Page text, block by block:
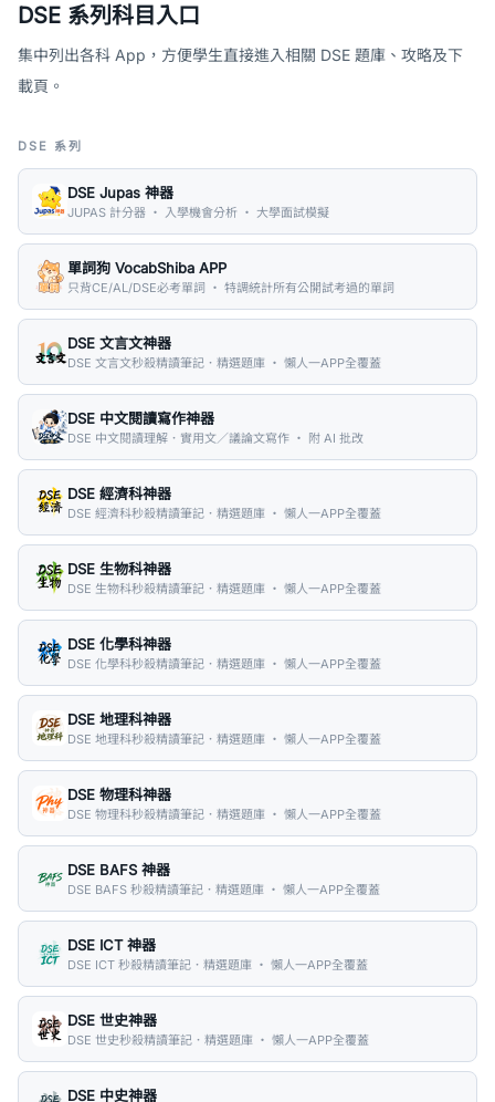
DSE 系列科目入口
集中列出各科 App，方便學生直接進入相關 DSE 題庫、攻略及下
載頁。
DSE 系列
DSE Jupas 神器
JUPAS 計分器 ・ 入學機會分析 ・ 大學面試模擬
單詞狗 VocabShiba APP
只背CE/AL/DSE必考單詞 ・ 特調統計所有公開試考過的單詞
DSE 文言文神器
DSE 文言文秒殺精讀筆記．精選題庫 ・ 懶人一APP全覆蓋
DSE 中文閱讀寫作神器
DSE 中文閱讀理解．實用文／議論文寫作 ・ 附 AI 批改
DSE 經濟科神器
DSE 經濟科秒殺精讀筆記．精選題庫 ・ 懶人一APP全覆蓋
DSE 生物科神器
DSE 生物科秒殺精讀筆記．精選題庫 ・ 懶人一APP全覆蓋
DSE 化學科神器
DSE 化學科秒殺精讀筆記．精選題庫 ・ 懶人一APP全覆蓋
DSE 地理科神器
DSE 地理科秒殺精讀筆記．精選題庫 ・ 懶人一APP全覆蓋
DSE 物理科神器
DSE 物理科秒殺精讀筆記．精選題庫 ・ 懶人一APP全覆蓋
DSE BAFS 神器
DSE BAFS 秒殺精讀筆記．精選題庫 ・ 懶人一APP全覆蓋
DSE ICT 神器
DSE ICT 秒殺精讀筆記．精選題庫 ・ 懶人一APP全覆蓋
DSE 世史神器
DSE 世史秒殺精讀筆記．精選題庫 ・ 懶人一APP全覆蓋
DSE 中史神器